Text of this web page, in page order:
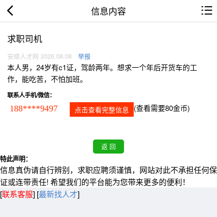
信息内容
求职司机
安顺人才网 2026.08.08 举报
本人男，24岁有c1证，驾龄两年。想求一个年后开货车的工
作，能吃苦，不怕加班。
联系人手机/微信：
188****9497 点击查看完整信息 (查看需要80金币)
特此声明：
信息真伪请自行辨别，求职应聘须谨慎，网站对此不承担任何保
证或连带责任! 希望我们的平台能为您带来更多的便利！
[联系客服] [最新找人才]